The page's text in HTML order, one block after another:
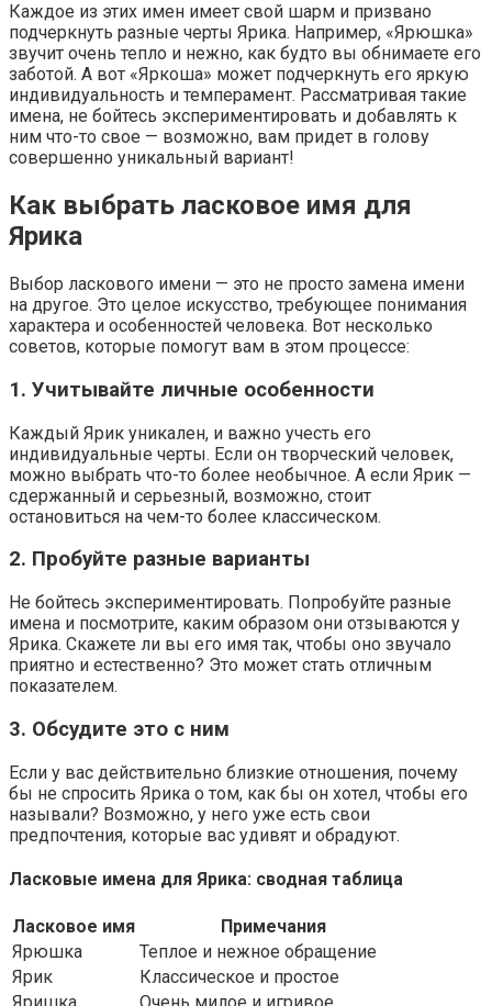
Каждое из этих имен имеет свой шарм и призвано
подчеркнуть разные черты Ярика. Например, «Ярюшка»
звучит очень тепло и нежно, как будто вы обнимаете его
заботой. А вот «Яркоша» может подчеркнуть его яркую
индивидуальность и темперамент. Рассматривая такие
имена, не бойтесь экспериментировать и добавлять к
ним что-то свое — возможно, вам придет в голову
совершенно уникальный вариант!
Как выбрать ласковое имя для
Ярика
Выбор ласкового имени — это не просто замена имени
на другое. Это целое искусство, требующее понимания
характера и особенностей человека. Вот несколько
советов, которые помогут вам в этом процессе:
1. Учитывайте личные особенности
Каждый Ярик уникален, и важно учесть его
индивидуальные черты. Если он творческий человек,
можно выбрать что-то более необычное. А если Ярик —
сдержанный и серьезный, возможно, стоит
остановиться на чем-то более классическом.
2. Пробуйте разные варианты
Не бойтесь экспериментировать. Попробуйте разные
имена и посмотрите, каким образом они отзываются у
Ярика. Скажете ли вы его имя так, чтобы оно звучало
приятно и естественно? Это может стать отличным
показателем.
3. Обсудите это с ним
Если у вас действительно близкие отношения, почему
бы не спросить Ярика о том, как бы он хотел, чтобы его
называли? Возможно, у него уже есть свои
предпочтения, которые вас удивят и обрадуют.
Ласковые имена для Ярика: сводная таблица
Ласковое имя
Примечания
Ярюшка
Теплое и нежное обращение
Ярик
Классическое и простое